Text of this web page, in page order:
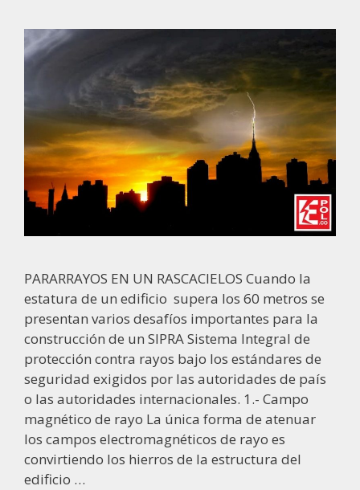
PARARRAYOS EN UN RASCACIELOS Cuando la
estatura de un edificio supera los 60 metros se
presentan varios desafíos importantes para la
construcción de un SIPRA Sistema Integral de
protección contra rayos bajo los estándares de
seguridad exigidos por las autoridades de país
o las autoridades internacionales. 1.- Campo
magnético de rayo La única forma de atenuar
los campos electromagnéticos de rayo es
convirtiendo los hierros de la estructura del
edificio …